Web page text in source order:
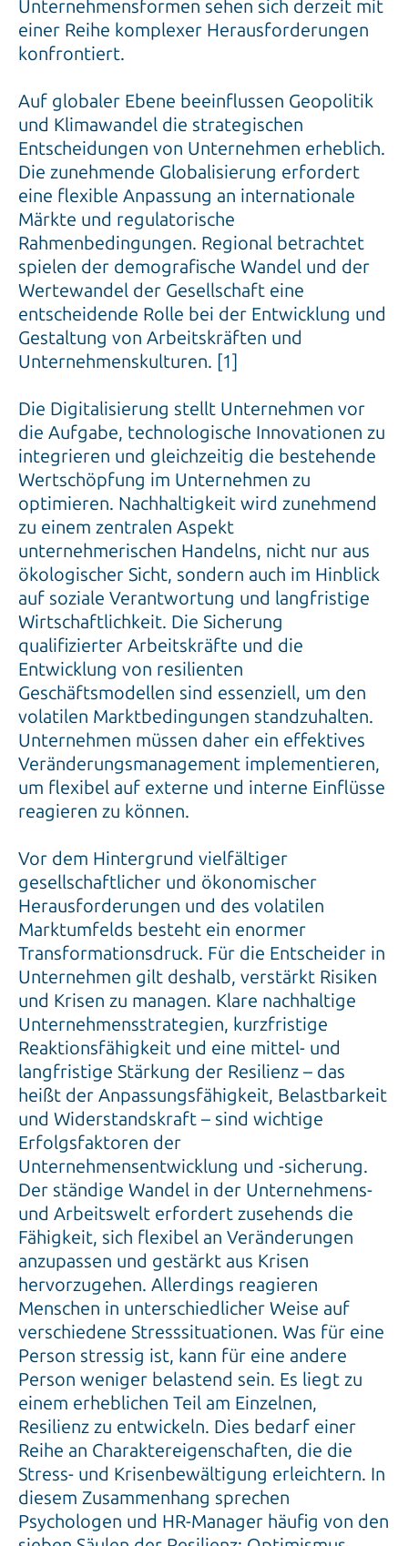
konfrontiert.
Auf globaler Ebene beeinflussen Geopolitik
und Klimawandel die strategischen
Entscheidungen von Unternehmen erheblich.
Die zunehmende Globalisierung erfordert
eine flexible Anpassung an internationale
Märkte und regulatorische
Rahmenbedingungen. Regional betrachtet
spielen der demografische Wandel und der
Wertewandel der Gesellschaft eine
entscheidende Rolle bei der Entwicklung und
Gestaltung von Arbeitskräften und
Unternehmenskulturen. [1]
Die Digitalisierung stellt Unternehmen vor
die Aufgabe, technologische Innovationen zu
integrieren und gleichzeitig die bestehende
Wertschöpfung im Unternehmen zu
optimieren. Nachhaltigkeit wird zunehmend
zu einem zentralen Aspekt
unternehmerischen Handelns, nicht nur aus
ökologischer Sicht, sondern auch im Hinblick
auf soziale Verantwortung und langfristige
Wirtschaftlichkeit. Die Sicherung
qualifizierter Arbeitskräfte und die
Entwicklung von resilienten
Geschäftsmodellen sind essenziell, um den
volatilen Marktbedingungen standzuhalten.
Unternehmen müssen daher ein effektives
Veränderungsmanagement implementieren,
um flexibel auf externe und interne Einflüsse
reagieren zu können.
Vor dem Hintergrund vielfältiger
gesellschaftlicher und ökonomischer
Herausforderungen und des volatilen
Marktumfelds besteht ein enormer
Transformationsdruck. Für die Entscheider in
Unternehmen gilt deshalb, verstärkt Risiken
und Krisen zu managen. Klare nachhaltige
Unternehmensstrategien, kurzfristige
Reaktionsfähigkeit und eine mittel- und
langfristige Stärkung der Resilienz – das
heißt der Anpassungsfähigkeit, Belastbarkeit
und Widerstandskraft – sind wichtige
Erfolgsfaktoren der
Unternehmensentwicklung und -sicherung.
Der ständige Wandel in der Unternehmens-
und Arbeitswelt erfordert zusehends die
Fähigkeit, sich flexibel an Veränderungen
anzupassen und gestärkt aus Krisen
hervorzugehen. Allerdings reagieren
Menschen in unterschiedlicher Weise auf
verschiedene Stresssituationen. Was für eine
Person stressig ist, kann für eine andere
Person weniger belastend sein. Es liegt zu
einem erheblichen Teil am Einzelnen,
Resilienz zu entwickeln. Dies bedarf einer
Reihe an Charaktereigenschaften, die die
Stress- und Krisenbewältigung erleichtern. In
diesem Zusammenhang sprechen
Psychologen und HR-Manager häufig von den
sieben Säulen der Resilienz: Optimismus,
positive Zukunftsplanung, lösungsorientierte